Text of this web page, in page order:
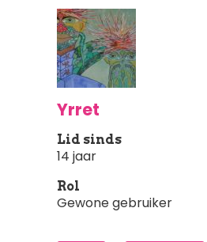
Yrret
Lid sinds
14 jaar
Rol
Gewone gebruiker